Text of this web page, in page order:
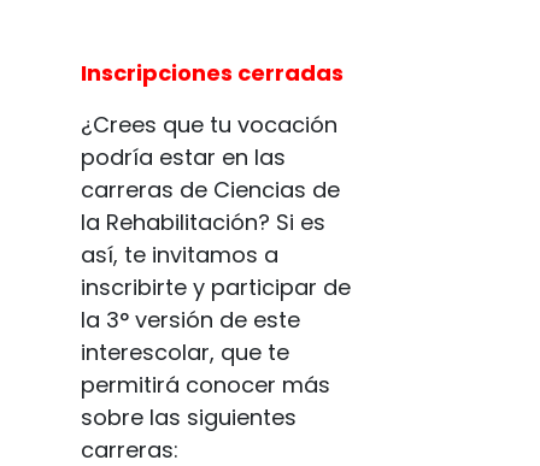
Inscripciones cerradas
¿Crees que tu vocación
podría estar en las
carreras de Ciencias de
la Rehabilitación? Si es
así, te invitamos a
inscribirte y participar de
la 3° versión de este
interescolar, que te
permitirá conocer más
sobre las siguientes
carreras: